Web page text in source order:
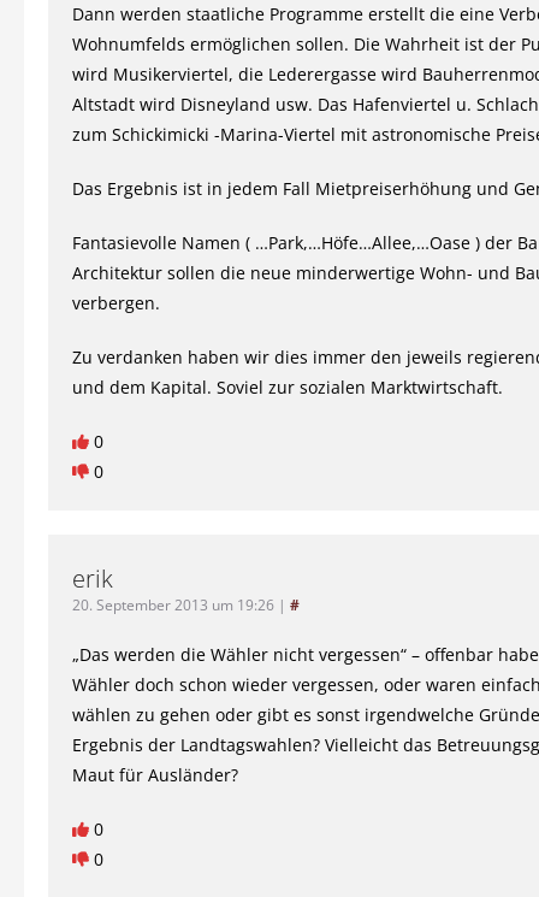
Dann werden staatliche Programme erstellt die eine
Wohnumfelds ermöglichen sollen. Die Wahrheit ist der
wird Musikerviertel, die Lederergasse wird
Altstadt wird Disneyland usw. Das Hafenviertel u.
zum Schickimicki -Marina-Viertel mit astronomische
Das Ergebnis ist in jedem Fall Mietpreiserhöhung und
Fantasievolle Namen ( …Park,…Höfe…Allee,…Oase ) der
Architektur sollen die neue minderwertige Wohn- und
verbergen.
Zu verdanken haben wir dies immer den jeweils
und dem Kapital. Soviel zur sozialen Marktwirtschaft.
0
0
erik
20. September 2013 um 19:26 | #
„Das werden die Wähler nicht vergessen“ – offenbar
Wähler doch schon wieder vergessen, oder waren
wählen zu gehen oder gibt es sonst irgendwelche
Ergebnis der Landtagswahlen? Vielleicht das
Maut für Ausländer?
0
0